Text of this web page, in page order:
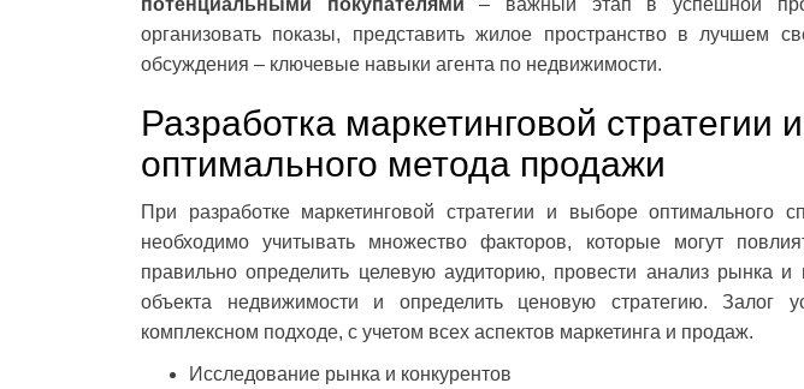
организовать показы, представить жилое пространство в лучшем
обсуждения – ключевые навыки агента по недвижимости.
Разработка маркетинговой стратегии
оптимального метода продажи
При разработке маркетинговой стратегии и выборе оптимального
необходимо учитывать множество факторов, которые могут
правильно определить целевую аудиторию, провести анализ рынка и
объекта недвижимости и определить ценовую стратегию. Залог
комплексном подходе, с учетом всех аспектов маркетинга и продаж.
Исследование рынка и конкурентов